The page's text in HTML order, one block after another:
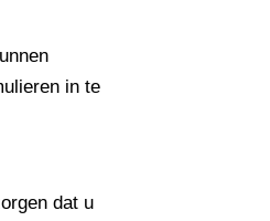
in te
dat u